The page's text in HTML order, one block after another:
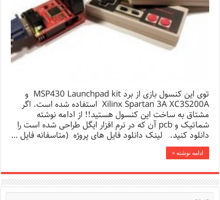
توی این کنسول بازی از برد MSP430 Launchpad kit و
Xilinx Spartan 3A XC3S200A استفاده شده است. اگر
مشتاق به ساخت این کنسول هستید!! از ادامه نوشته
شماتیک و pcb آن که در نرم افزار ایگل طراحی شده است را
دانلود کنید. لینک دانلود فایل های پروژه (متاسفانه فایل …
ادامه نوشته »